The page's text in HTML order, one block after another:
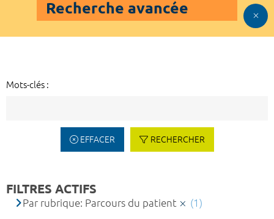
Recherche avancée
Mots-clés :
EFFACER RECHERCHER
FILTRES ACTIFS
Par rubrique: Parcours du patient (1)